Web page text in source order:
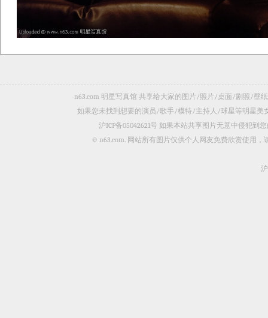
n63.com 明星写真馆 共享给大家的图片/照片/桌面/剧照/壁
如果您未找到想要的演员/歌手/模特/主持人/球星等明星美
沪ICP备05042621号 如果本站共享图片无意中侵犯到
© n63.com. 网站所有图片仅供个人网友免费欣赏使用